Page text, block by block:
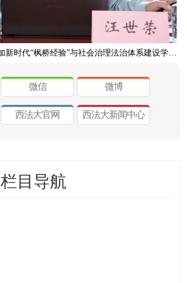
调解研究院汪世荣教授一行参加新时代“枫桥经验”与社会治理法治体系建设学术研讨会
微信 微博
西法大官网 西法大新闻中心
栏目导航